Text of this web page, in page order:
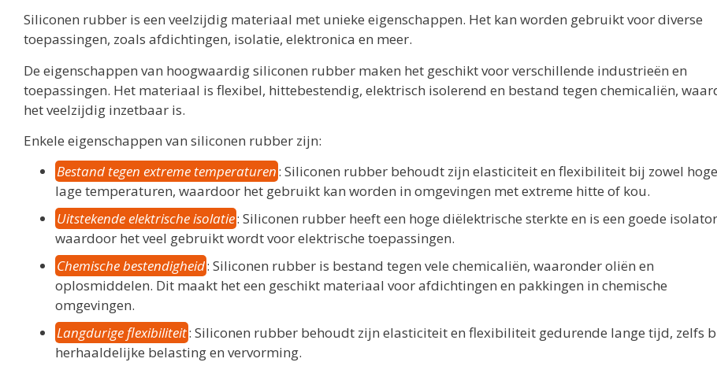
Siliconen rubber is een veelzijdig materiaal met unieke eigenschappen. Het kan worden gebruikt voor diverse
toepassingen, zoals afdichtingen, isolatie, elektronica en meer.
De eigenschappen van hoogwaardig siliconen rubber maken het geschikt voor verschillende industrieën en
toepassingen. Het materiaal is flexibel, hittebestendig, elektrisch isolerend en bestand tegen chemicaliën,
het veelzijdig inzetbaar is.
Enkele eigenschappen van siliconen rubber zijn:
Bestand tegen extreme temperaturen: Siliconen rubber behoudt zijn elasticiteit en flexibiliteit bij zowel
lage temperaturen, waardoor het gebruikt kan worden in omgevingen met extreme hitte of kou.
Uitstekende elektrische isolatie: Siliconen rubber heeft een hoge diëlektrische sterkte en is een goede
waardoor het veel gebruikt wordt voor elektrische toepassingen.
Chemische bestendigheid: Siliconen rubber is bestand tegen vele chemicaliën, waaronder oliën en
oplosmiddelen. Dit maakt het een geschikt materiaal voor afdichtingen en pakkingen in chemische
omgevingen.
Langdurige flexibiliteit: Siliconen rubber behoudt zijn elasticiteit en flexibiliteit gedurende lange tijd, zelfs
herhaaldelijke belasting en vervorming.